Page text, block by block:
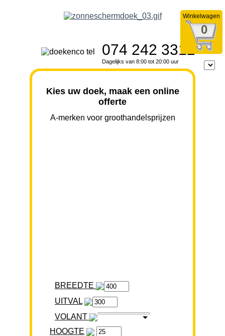
Winkelwagen
0
074 242 3312
Dagelijks van 8:00 tot 20:00 uur
Kies uw doek, maak een online
offerte
A-merken voor groothandelsprijzen
BREEDTE
VOLANT
HOOGTE